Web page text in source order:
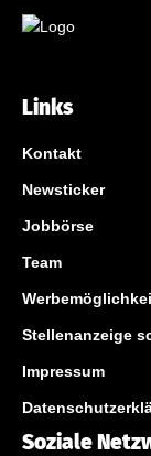
Links
Kontakt
Newsticker
Jobbörse
Team
Stellenanzeige
Impressum
Soziale